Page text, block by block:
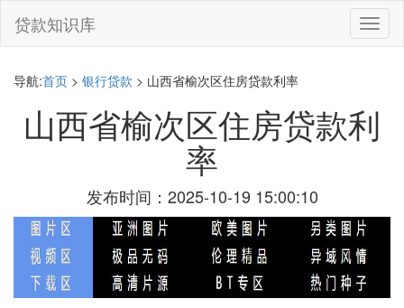
切
换
贷款知识库
导航:首页 > 银行贷款 > 山西省榆次区住房贷款利率
山西省榆次区住房贷款利
率
发布时间：2025-10-19 15:00:10